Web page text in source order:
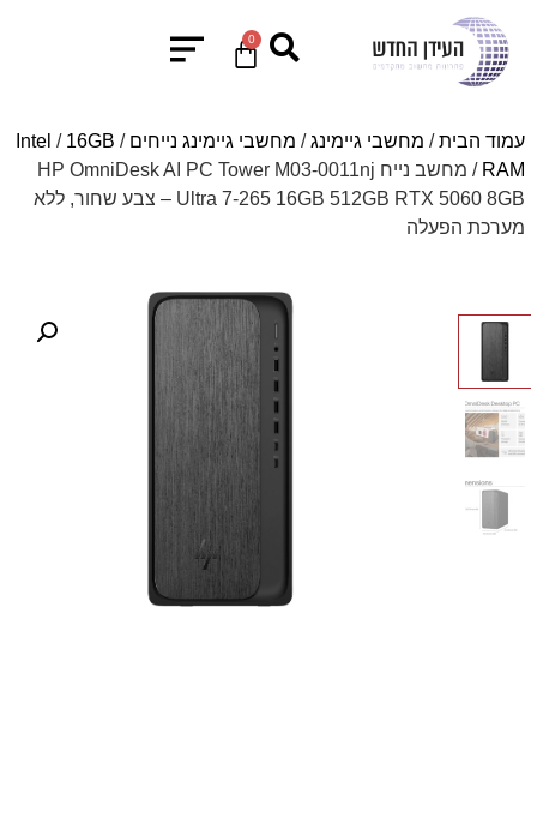
0
עמוד הבית/ מחשבי גיימינג/ מחשבי גיימינג נייחים /
Intel / 16GB
RAM
/ מחשב נייח HP OmniDesk AI PC Tower M03-0011nj
Ultra 7-265 16GB 512GB RTX 5060 8GB – צבע שחור, ללא
מערכת הפעלה